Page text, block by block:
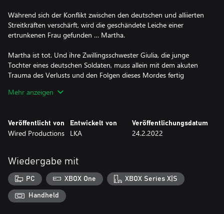
Während sich der Konflikt zwischen den deutschen und alliierten
Streitkräften verschärft, wird die geschändete Leiche einer
ertrunkenen Frau gefunden … Martha.
Martha ist tot. Und ihre Zwillingsschwester Giulia, die junge
Tochter eines deutschen Soldaten, muss allein mit dem akuten
Trauma des Verlusts und den Folgen dieses Mordes fertig
Folklore und dem extremen Horror des Krieges, der immer näher
Was wird vorherrschen?
Das erste Indie-Spiel, das mit der italienischen Sprache als
Standardeinstellung auf den Markt kommt – für eine vollständige
Immersion in die Geschichte und die Charaktere.
Vom Schöpfer von The Town of Light
Mehr anzeigen
Veröffentlicht von
Wired Productions
Entwickelt von
LKA
Veröffentlichungsdatum
24.2.2022
Wiedergabe mit
PC XBOX One XBOX Series X|S
Handheld